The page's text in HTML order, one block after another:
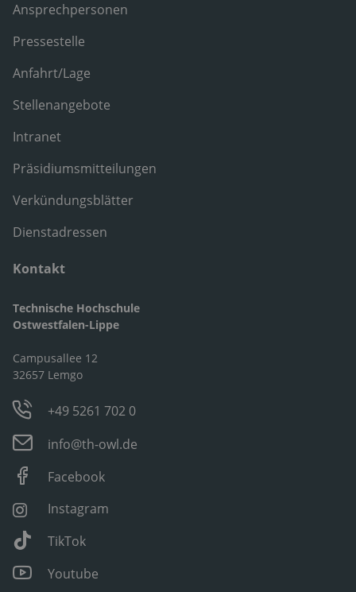
Ansprechpersonen
Pressestelle
Anfahrt/Lage
Stellenangebote
Intranet
Präsidiumsmitteilungen
Verkündungsblätter
Dienstadressen
Kontakt
Technische Hochschule
Ostwestfalen-Lippe
Campusallee 12
32657 Lemgo
+49 5261 702 0
info@th-owl.de
Facebook
Instagram
TikTok
Youtube